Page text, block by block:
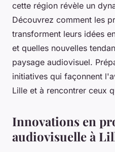
cette région révèle un
Découvrez comment les
transforment leurs idées
et quelles nouvelles
paysage audiovisuel.
initiatives qui façonnent
Lille et à rencontrer ceux
Innovations en
audiovisuelle à